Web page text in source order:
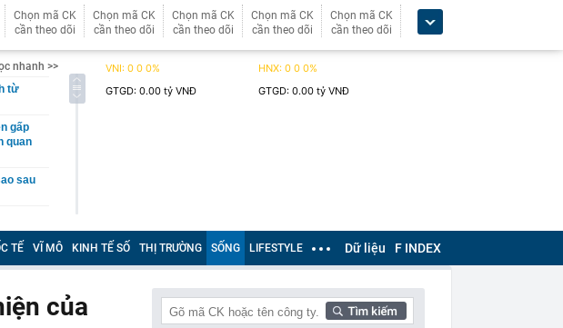
Chọn mã CK
cần theo dõi
Chọn mã CK
cần theo dõi
Chọn mã CK
cần theo dõi
Chọn mã CK
cần theo dõi
Chọn mã CK
cần theo dõi
nhanh >>
từ
gấp
quan
sau
TẾ VĨ MÔ KINH TẾ SỐ THỊ TRƯỜNG SỐNG LIFESTYLE Dữ liệu F INDEX
của